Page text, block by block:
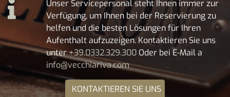
Unser Servicepersonal steht Ihnen immer zur
Verfügung, um Ihnen bei der Reservierung zu
helfen und die besten Lösungen für Ihren
Aufenthalt aufzuzeigen. Kontaktieren Sie uns
unter+39.0332.329.300Oder bei E-Mail a
info@vecchiariva.com
KONTAKTIEREN SIE UNS